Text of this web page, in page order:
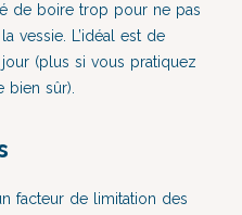
de boire trop pour ne pas
vessie. L’idéal est de
(plus si vous pratiquez
bien sûr).
facteur de limitation des